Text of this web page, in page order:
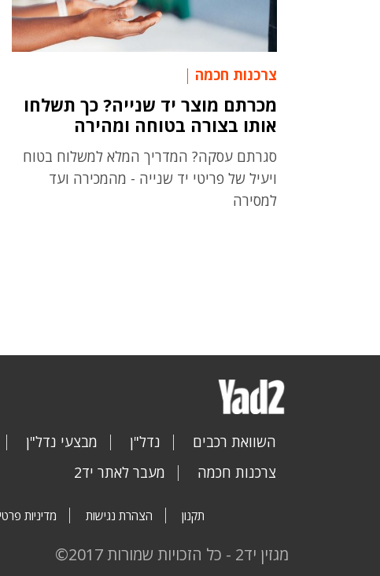
צרכנות חכמה
מכרתם מוצר יד שנייה? כך תשלחו
אותו בצורה בטוחה ומהירה
סגרתם עסקה? המדריך המלא למשלוח בטוח
ויעיל של פריטי יד שנייה - מהמכירה ועד
למסירה
השוואת רכבים נדל"ן מבצעי נדל"ן
צרכנות חכמה
מעבר לאתר יד2
תקנון הצהרת נגישות מדיניות
מגזין יד2 - כל הזכויות שמורות 2017©